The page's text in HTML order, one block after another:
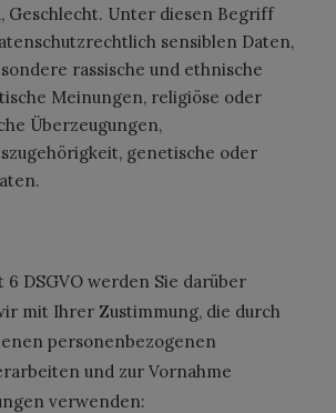
Geschlecht. Unter diesen Begriff
sensiblen Daten,
rassische und ethnische
Meinungen, religiöse oder
Überzeugungen,
genetische oder
DSGVO werden Sie darüber
mit Ihrer Zustimmung, die durch
personenbezogenen
und zur Vornahme
verwenden: